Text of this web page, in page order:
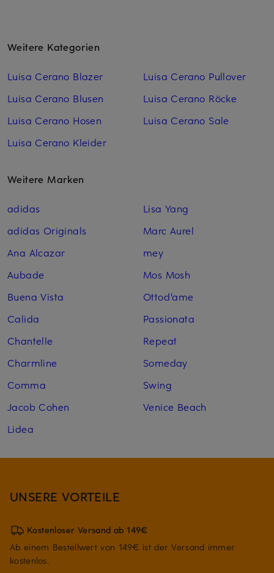
Weitere Kategorien
Luisa Cerano Blazer
Luisa Cerano Blusen
Luisa Cerano Hosen
Luisa Cerano Kleider
Luisa Cerano Pullover
Luisa Cerano Röcke
Luisa Cerano Sale
Weitere Marken
adidas
adidas Originals
Ana Alcazar
Aubade
Buena Vista
Calida
Chantelle
Charmline
Comma
Jacob Cohen
Lidea
Lisa Yang
Marc Aurel
mey
Mos Mosh
Ottod'ame
Passionata
Repeat
Someday
Swing
Venice Beach
UNSERE VORTEILE
Kostenloser Versand ab 149€
Ab einem Bestellwert von 149€ ist der Versand immer
kostenlos.